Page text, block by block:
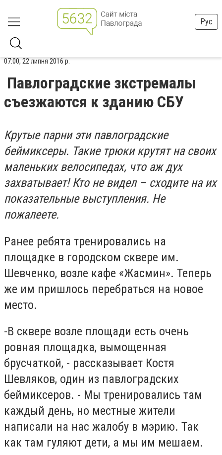
Рус
07:00, 22 липня 2016 р.
Павлоградские зкстремалы
съезжаются к зданию СБУ
Крутые парни эти павлоградские
беймиксеры. Такие трюки крутят на своих
маленьких велосипедах, что аж дух
захватывает! Кто не видел – сходите на их
показательные выступления. Не
пожалеете.
Ранее ребята тренировались на
площадке в городском сквере им.
Шевченко, возле кафе «Жасмин». Теперь
же им пришлось перебраться на новое
место.
-В сквере возле площади есть очень
ровная площадка, вымощенная
брусчаткой, - рассказывает Костя
Шевляков, один из павлоградских
беймиксеров. - Мы тренировались там
каждый день, но местные жители
написали на нас жалобу в мэрию. Так
как там гуляют дети, а мы им мешаем.